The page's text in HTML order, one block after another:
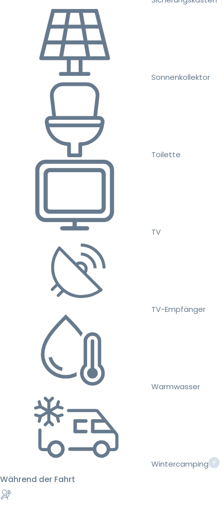
Sonnenkollektor
Toilette
TV
TV-Empfänger
Warmwasser
Wintercamping
Während der Fahrt